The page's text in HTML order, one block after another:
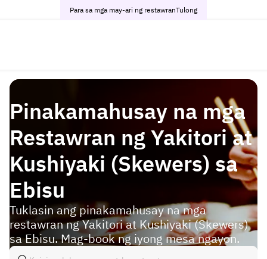
Para sa mga may-ari ng restawranTulong
Pinakamahusay na mga
Restawran ng Yakitori at
Kushiyaki (Skewers) sa
Ebisu
Tuklasin ang pinakamahusay na mga
restawran ng Yakitori at Kushiyaki (Skewers)
sa Ebisu. Mag-book ng iyong mesa ngayon.